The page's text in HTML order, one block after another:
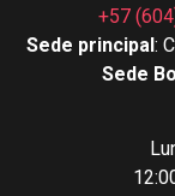
+57
Sede principal:
Sede